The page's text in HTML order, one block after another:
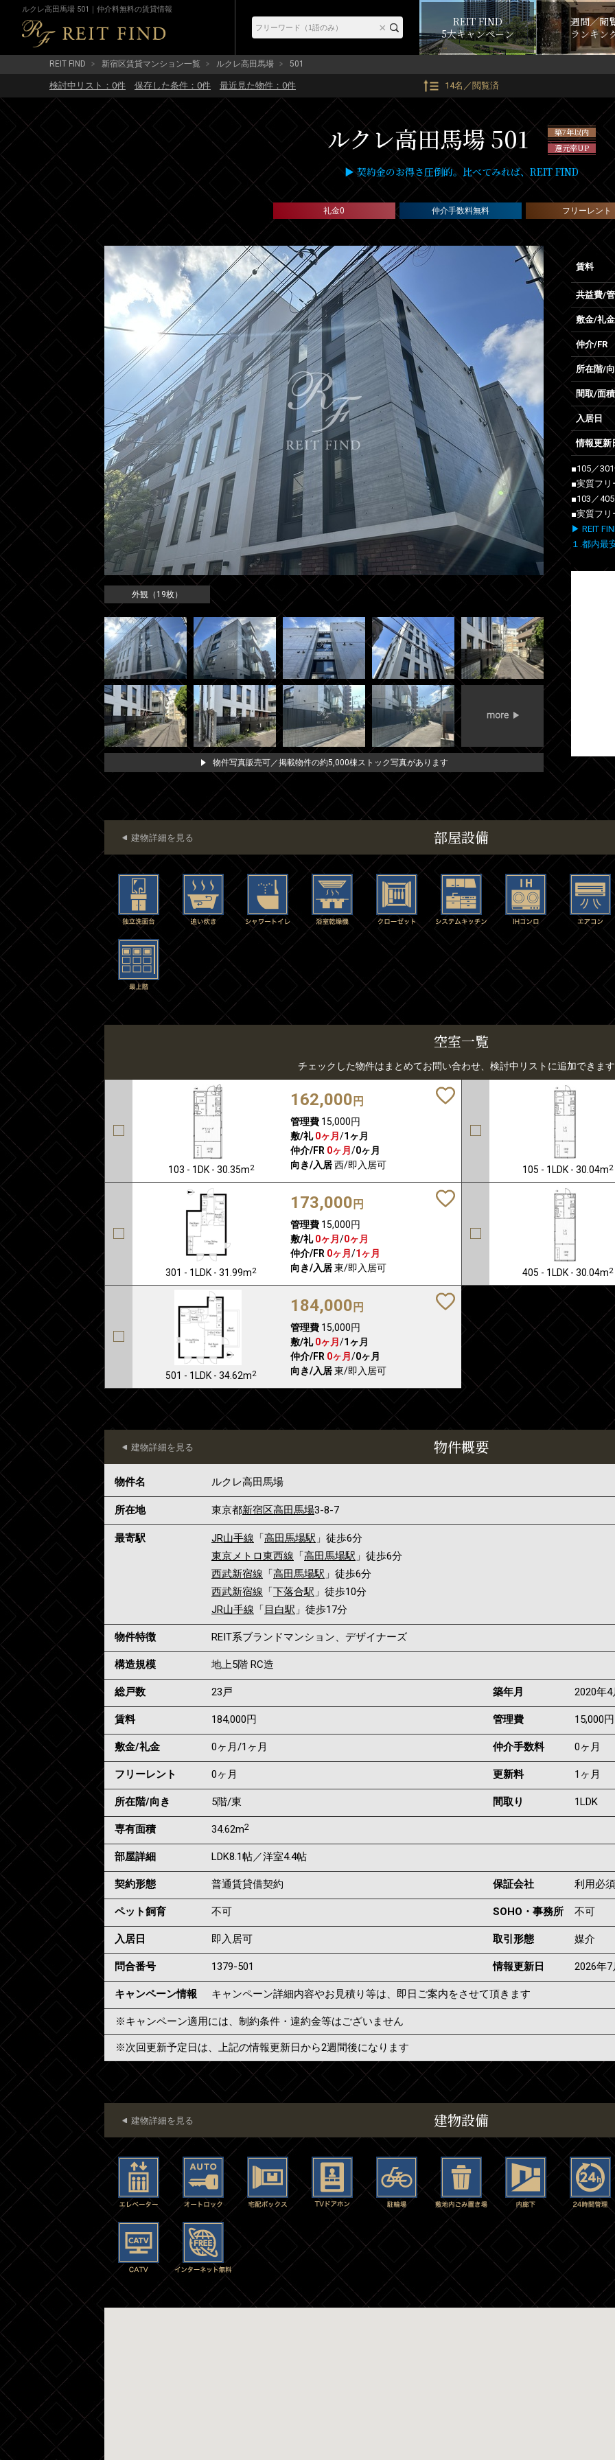
ルクレ高田馬場 501｜仲介料無料の賃貸情報
REIT FIND
5大キャンペーン
週間／閲
ランキン
REIT FIND 新宿区賃貸マンション一覧 ルクレ高田馬場 501
検討中リスト： 0件 保存した条件： 0件 最近見た物件： 0件 14名／閲覧済
ルクレ高田馬場 501
築7年以内
還元率UP
▶ 契約金のお得さ圧倒的。比べてみれば、REIT FIND
礼金0 仲介手数料無料 フリーレント
外観（19枚）
物件写真販売可／掲載物件の約5,000棟ストック写真があります
賃料
共益費/
敷金/礼金
仲介/FR
所在階/
間取/面積
入居日
情報更新
■105／
■実質フリ
■103／
■実質フリ
▶ REIT
１.都内最
部屋設備
建物詳細を見る
空室一覧
チェックした物件はまとめてお問い合わせ、検討中リストに追加できま
103 - 1DK - 30.35m2
162,000 円
管理費15,000円
敷/礼 0ヶ月/1ヶ月
仲介/FR 0ヶ月/0ヶ月
向き/入居西/即入居可 105 - 1LDK - 30.04m2
301 - 1LDK - 31.99m2
173,000 円
管理費15,000円
敷/礼 0ヶ月/0ヶ月
仲介/FR 0ヶ月/1ヶ月
向き/入居東/即入居可 405 - 1LDK - 30.04m2
501 - 1LDK - 34.62m2
184,000 円
管理費15,000円
敷/礼 0ヶ月/1ヶ月
仲介/FR 0ヶ月/0ヶ月
向き/入居東/即入居可
物件概要
建物詳細を見る
物件名 ルクレ高田馬場
所在地 東京都新宿区高田馬場3-8-7
最寄駅 JR山手線 「高田馬場駅 」徒歩6分
東京メトロ東西線 「高田馬場駅 」徒歩6分
西武新宿線 「高田馬場駅 」徒歩6分
西武新宿線 「下落合駅 」徒歩10分
JR山手線 「目白駅 」徒歩17分
物件特徴 REIT系ブランドマンション、デザイナーズ
構造規模 地上5階 RC造
総戸数 23戸 築年月 2020年4
賃料 184,000円 管理費 15,000円
敷金/礼金 0ヶ月 /1ヶ月 仲介手数料 0ヶ月
フリーレント 0ヶ月 更新料 1ヶ月
所在階/向き 5階/東 間取り 1LDK
専有面積 34.62m2
部屋詳細 LDK8.1帖／洋室4.4帖
契約形態 普通賃貸借契約 保証会社 利用必須
ペット飼育 不可 SOHO・事務所 不可
入居日 即入居可 取引形態 媒介
問合番号 1379-501 情報更新日 2026年
キャンペーン情報 キャンペーン詳細内容やお見積り等は、即日ご案内をさせて頂きます
※キャンペーン適用には、制約条件・違約金等はございません
※次回更新予定日は、上記の情報更新日から2週間後になります
建物設備
建物詳細を見る